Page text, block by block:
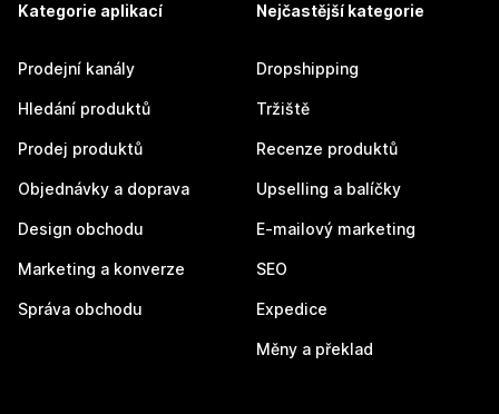
Kategorie aplikací
Prodejní kanály
Hledání produktů
Prodej produktů
Objednávky a doprava
Design obchodu
Marketing a konverze
Správa obchodu
Nejčastější kategorie
Dropshipping
Tržiště
Recenze produktů
Upselling a balíčky
E-mailový marketing
SEO
Expedice
Měny a překlad